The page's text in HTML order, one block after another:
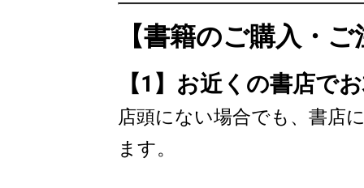
【書籍のご購入・
【1】お近くの書店で
店頭にない場合でも、書店
ます。